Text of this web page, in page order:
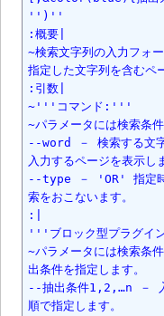
'')''
:概要|
~検索文字列の入力フォー
指定した文字列を含むペ
:引数|
~'''コマンド:'''
~パラメータには検索条件
--word － 検索する文字
入力するページを表示し
--type － 'OR' 指定時、
索をおこないます。
:|
'''ブロック型プラグ
~パラメータには検索条
出条件を指定します。
--抽出条件1,2,…n － 入
順で指定します。